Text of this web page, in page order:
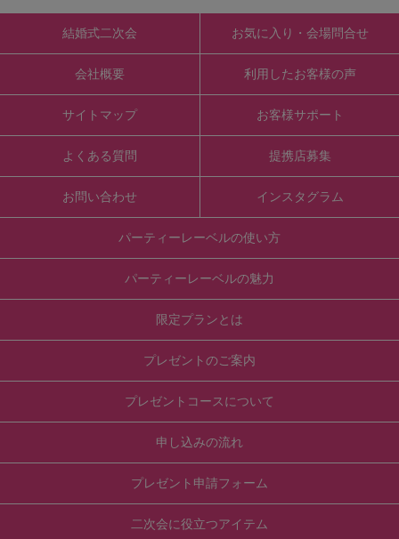
結婚式二次会
会社概要
サイトマップ
よくある質問
お問い合わせ
お気に入り・会場問合せ
利用したお客様の声
お客様サポート
提携店募集
インスタグラム
パーティーレーベルの使い方
パーティーレーベルの魅力
限定プランとは
プレゼントのご案内
プレゼントコースについて
申し込みの流れ
プレゼント申請フォーム
二次会に役立つアイテム